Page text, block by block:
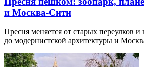
и Москва-Сити
Пресня меняется от старых переулков
до модернистской архитектуры и